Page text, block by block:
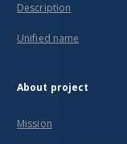
Description
Unified name
About project
Mission